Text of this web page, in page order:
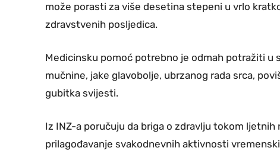
može porasti za više desetina stepeni u vrlo
zdravstvenih posljedica.
Medicinsku pomoć potrebno je odmah potražiti u
mučnine, jake glavobolje, ubrzanog rada srca,
gubitka svijesti.
Iz INZ-a poručuju da briga o zdravlju tokom
prilagođavanje svakodnevnih aktivnosti